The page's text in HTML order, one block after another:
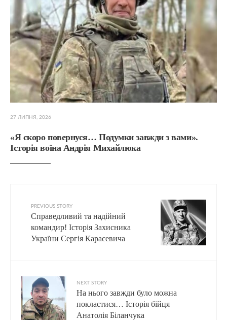
27 ЛИПНЯ, 2026
«Я скоро повернуся… Подумки завжди з вами».
Історія воїна Андрія Михайлюка
PREVIOUS STORY
Справедливий та надійний
командир! Історія Захисника
України Сергія Карасевича
NEXT STORY
На нього завжди було можна
покластися… Історія бійця
Анатолія Біланчука